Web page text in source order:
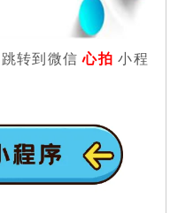
跳转到微信心拍小程